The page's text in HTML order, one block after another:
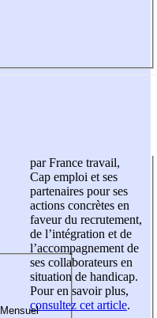
par France travail,
Cap emploi et ses
partenaires pour ses
actions concrètes en
faveur du recrutement,
de l’intégration et de
l’accompagnement de
ses collaborateurs en
situation de handicap.
Pour en savoir plus,
consultez cet article.